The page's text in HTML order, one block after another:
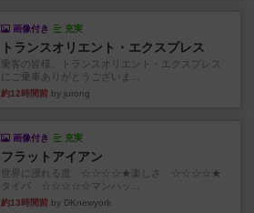
画像付き 充実
トランスオリエント・エクスプレス
乗客の皆様、トランスオリエント・エクスプレス
にご乗車ありがとうございま...
約12時間前 by jurong
画像付き 充実
フラットアイアン
世界に浸れる度 ☆☆☆☆★楽しさ ☆☆☆☆★
タイパ ☆☆☆☆☆マンハッ...
約13時間前 by DKnewyork